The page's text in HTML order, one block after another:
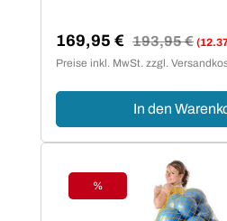
Verkaufspreis:
169,95 € Regulärer Preis:
193,95 €
Preise inkl. MwSt. zzgl.
In den
Rabatt
%